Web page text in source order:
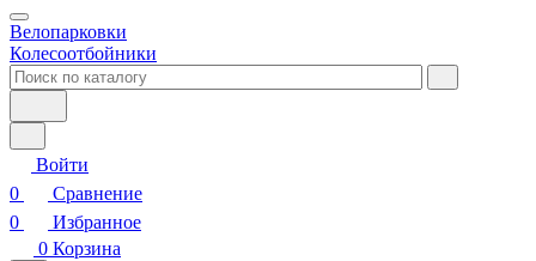
Велопарковки
Колесоотбойники
Войти
0
Сравнение
0
Избранное
0 Корзина